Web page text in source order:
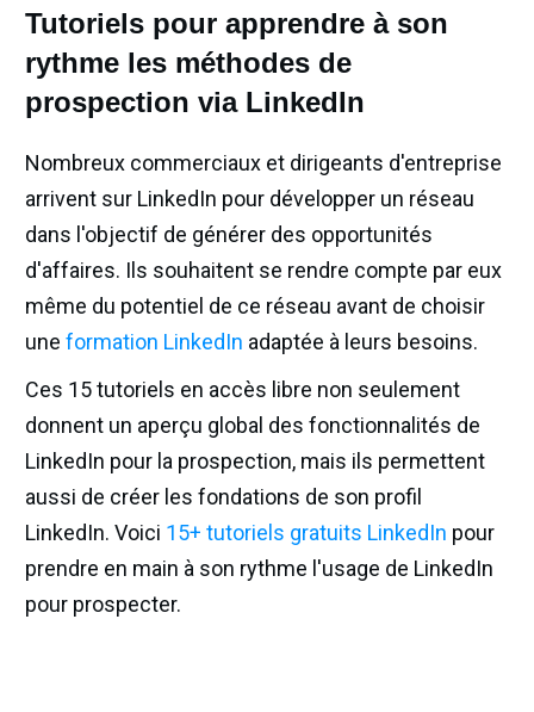
Tutoriels pour apprendre à son
rythme les méthodes de
prospection via LinkedIn
Nombreux commerciaux et dirigeants d'entreprise
arrivent sur LinkedIn pour développer un réseau
dans l'objectif de générer des opportunités
d'affaires. Ils souhaitent se rendre compte par eux
même du potentiel de ce réseau avant de choisir
une formation LinkedIn adaptée à leurs besoins.
Ces 15 tutoriels en accès libre non seulement
donnent un aperçu global des fonctionnalités de
LinkedIn pour la prospection, mais ils permettent
aussi de créer les fondations de son profil
LinkedIn. Voici 15+ tutoriels gratuits LinkedIn pour
prendre en main à son rythme l'usage de LinkedIn
pour prospecter.